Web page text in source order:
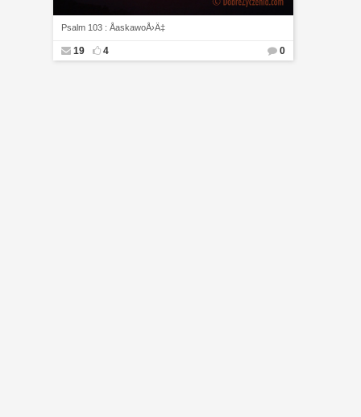
Psalm 103 : ÅaskawoÅ›Ä‡
19 4 0